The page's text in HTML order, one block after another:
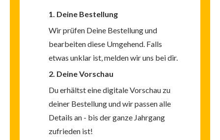
1. Deine Bestellung
Wir prüfen Deine Bestellung und
bearbeiten diese Umgehend. Falls
etwas unklar ist, melden wir uns bei dir.
2. Deine Vorschau
Du erhältst eine digitale Vorschau zu
deiner Bestellung und wir passen alle
Details an - bis der ganze Jahrgang
zufrieden ist!